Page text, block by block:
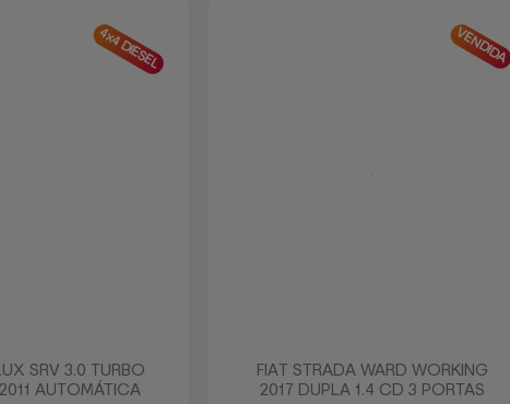
4x4 DIESEL
SRV 3.0 TURBO
AUTOMÁTICA
VENDIDA
FIAT STRADA WARD WORKING
2017 DUPLA 1.4 CD 3 PORTAS